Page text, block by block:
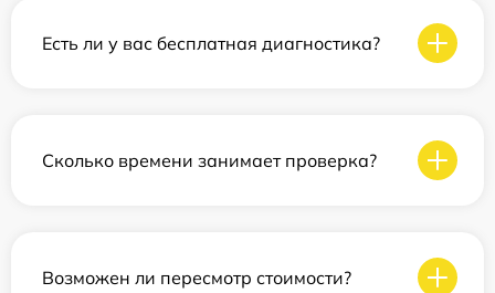
Есть ли у вас бесплатная диагностика?
Сколько времени занимает проверка?
Возможен ли пересмотр стоимости?